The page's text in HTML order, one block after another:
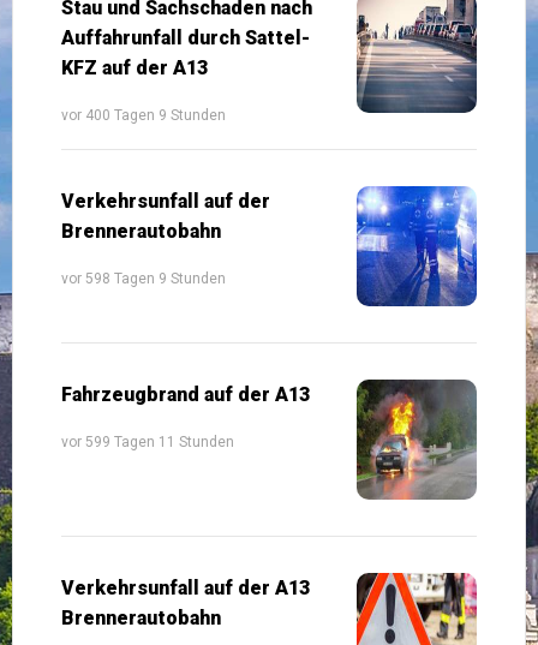
Stau und Sachschaden nach
Auffahrunfall durch Sattel-
KFZ auf der A13
vor 400 Tagen 9 Stunden
Verkehrsunfall auf der
Brennerautobahn
vor 598 Tagen 9 Stunden
Fahrzeugbrand auf der A13
vor 599 Tagen 11 Stunden
Verkehrsunfall auf der A13
Brennerautobahn